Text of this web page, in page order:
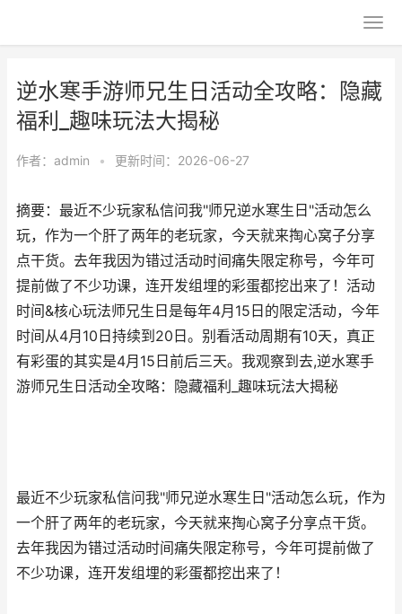
逆水寒手游师兄生日活动全攻略：隐藏
福利_趣味玩法大揭秘
作者： admin • 更新时间：2026-06-27
摘要：最近不少玩家私信问我"师兄逆水寒生日"活动怎么
玩，作为一个肝了两年的老玩家，今天就来掏心窝子分享
点干货。去年我因为错过活动时间痛失限定称号，今年可
提前做了不少功课，连开发组埋的彩蛋都挖出来了！活动
时间&核心玩法师兄生日是每年4月15日的限定活动，今年
时间从4月10日持续到20日。别看活动周期有10天，真正
有彩蛋的其实是4月15日前后三天。我观察到去,逆水寒手
游师兄生日活动全攻略：隐藏福利_趣味玩法大揭秘
最近不少玩家私信问我"师兄逆水寒生日"活动怎么玩，作为
一个肝了两年的老玩家，今天就来掏心窝子分享点干货。
去年我因为错过活动时间痛失限定称号，今年可提前做了
不少功课，连开发组埋的彩蛋都挖出来了！